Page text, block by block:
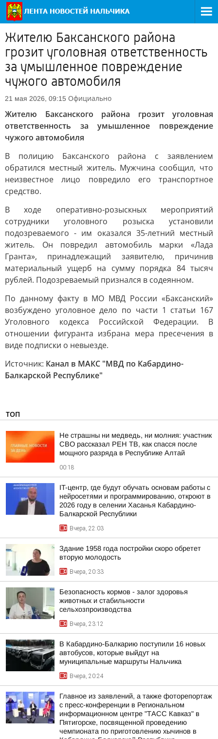
Жителю Баксанского района
грозит уголовная ответственность
за умышленное повреждение
чужого автомобиля
21 мая 2026, 09:15 Официально
Жителю Баксанского района грозит уголовная
ответственность за умышленное повреждение
чужого автомобиля
В полицию Баксанского района с заявлением
обратился местный житель. Мужчина сообщил, что
неизвестное лицо повредило его транспортное
средство.
В ходе оперативно-розыскных мероприятий
сотрудники уголовного розыска установили
подозреваемого - им оказался 35-летний местный
житель. Он повредил автомобиль марки «Лада
Гранта», принадлежащий заявителю, причинив
материальный ущерб на сумму порядка 84 тысяч
рублей. Подозреваемый признался в содеянном.
По данному факту в МО МВД России «Баксанский»
возбуждено уголовное дело по части 1 статьи 167
Уголовного кодекса Российской Федерации. В
отношении фигуранта избрана мера пресечения в
виде подписки о невыезде.
Источник: Канал в МАКС "МВД по Кабардино-
Балкарской Республике"
ТОП
Не страшны ни медведь, ни молния: участник
СВО рассказал РЕН ТВ, как спасся после
мощного разряда в Республике Алтай
00:18
IT-центр, где будут обучать основам работы с
нейросетями и программированию, откроют в
2026 году в селении Хасанья Кабардино-
Балкарской Республики
Вчера, 22:03
Здание 1958 года постройки скоро обретет
вторую молодость
Вчера, 20:33
Безопасность кормов - залог здоровья
животных и стабильности
сельхозпроизводства
Вчера, 23:12
В Кабардино-Балкарию поступили 16 новых
автобусов, которые выйдут на
муниципальные маршруты Нальчика
Вчера, 20:24
Главное из заявлений, а также фоторепортаж
с пресс-конференции в Региональном
информационном центре "ТАСС Кавказ" в
Пятигорске, посвященной проведению
чемпионата по приготовлению хычинов в